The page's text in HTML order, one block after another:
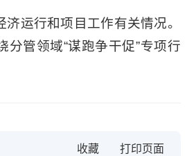
济运行和项目工作有关情况。
分管领域“谋跑争干促”专项行
收藏